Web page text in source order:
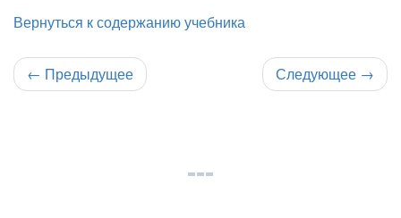
Вернуться к содержанию учебника
← Предыдущее Следующее →